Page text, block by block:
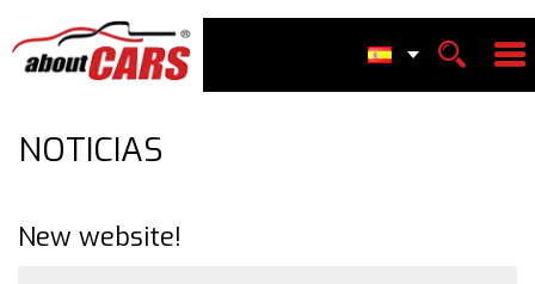
NOTICIAS
New website!